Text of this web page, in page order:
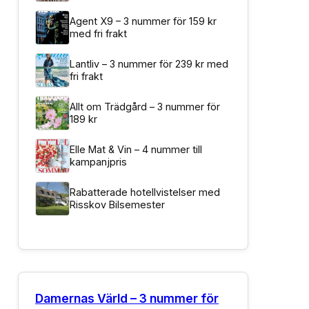
Agent X9 – 3 nummer för 159 kr
med fri frakt
Lantliv – 3 nummer för 239 kr med
fri frakt
Allt om Trädgård – 3 nummer för
189 kr
Elle Mat & Vin – 4 nummer till
kampanjpris
Rabatterade hotellvistelser med
Risskov Bilsemester
Damernas Värld – 3 nummer för